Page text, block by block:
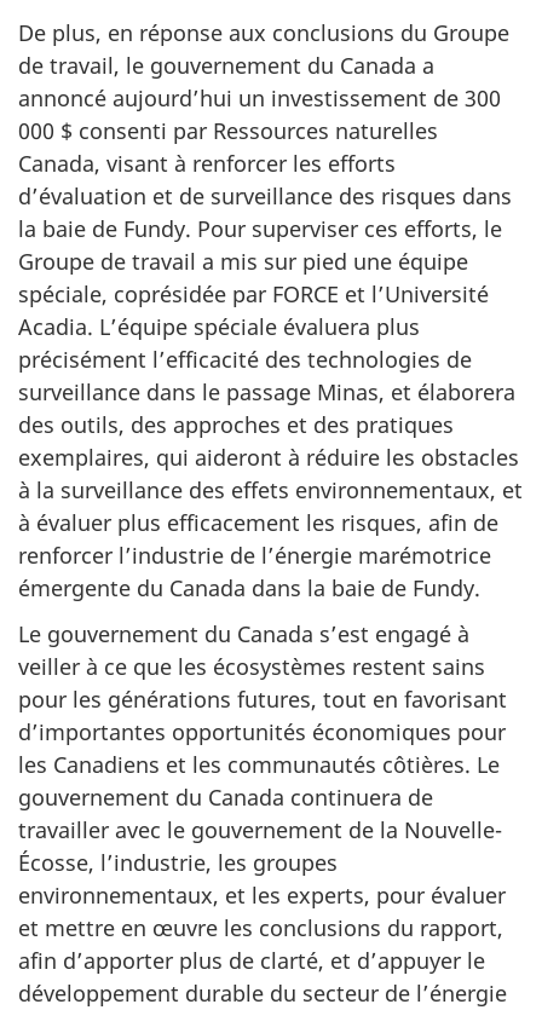
De plus, en réponse aux conclusions du Groupe
de travail, le gouvernement du Canada a
annoncé aujourd’hui un investissement de 300
000 $ consenti par Ressources naturelles
Canada, visant à renforcer les efforts
d’évaluation et de surveillance des risques dans
la baie de Fundy. Pour superviser ces efforts, le
Groupe de travail a mis sur pied une équipe
spéciale, coprésidée par FORCE et l’Université
Acadia. L’équipe spéciale évaluera plus
précisément l’efficacité des technologies de
surveillance dans le passage Minas, et élaborera
des outils, des approches et des pratiques
exemplaires, qui aideront à réduire les obstacles
à la surveillance des effets environnementaux, et
à évaluer plus efficacement les risques, afin de
renforcer l’industrie de l’énergie marémotrice
émergente du Canada dans la baie de Fundy.
Le gouvernement du Canada s’est engagé à
veiller à ce que les écosystèmes restent sains
pour les générations futures, tout en favorisant
d’importantes opportunités économiques pour
les Canadiens et les communautés côtières. Le
gouvernement du Canada continuera de
travailler avec le gouvernement de la Nouvelle-
Écosse, l’industrie, les groupes
environnementaux, et les experts, pour évaluer
et mettre en œuvre les conclusions du rapport,
afin d’apporter plus de clarté, et d’appuyer le
développement durable du secteur de l’énergie